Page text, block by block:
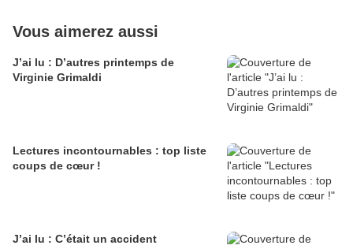
Vous aimerez aussi
J’ai lu : D’autres printemps de
Virginie Grimaldi
Lectures incontournables : top liste
coups de cœur !
J’ai lu : C’était un accident